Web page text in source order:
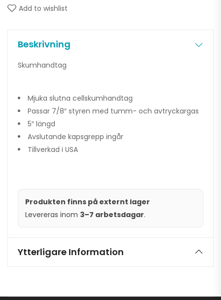
Add to wishlist
Beskrivning
Skumhandtag
Mjuka slutna cellskumhandtag
Passar 7/8″ styren med tumm- och avtryckargas
5″ längd
Avslutande kapsgrepp ingår
Tillverkad i USA
Produkten finns på externt lager
Levereras inom 3–7 arbetsdagar.
Ytterligare Information